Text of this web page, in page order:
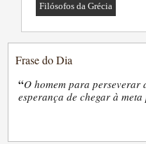
Filósofos da Grécia
Frase do Dia
“O homem para perseverar
esperança de chegar à